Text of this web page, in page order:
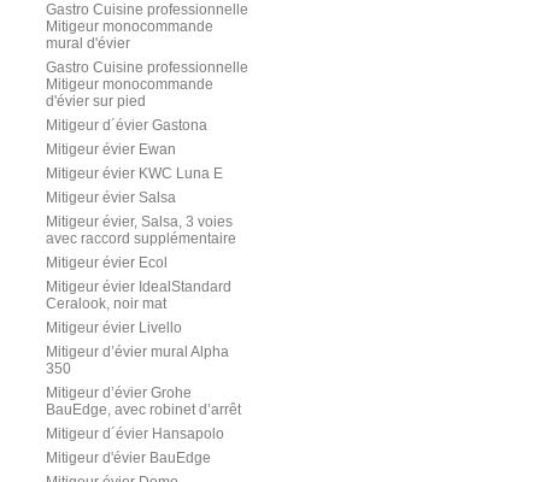
Gastro Cuisine professionnelle
Mitigeur monocommande
mural d'évier
Gastro Cuisine professionnelle
Mitigeur monocommande
d'évier sur pied
Mitigeur d´évier Gastona
Mitigeur évier Ewan
Mitigeur évier KWC Luna E
Mitigeur évier Salsa
Mitigeur évier, Salsa, 3 voies
avec raccord supplémentaire
Mitigeur évier Ecol
Mitigeur évier IdealStandard
Ceralook, noir mat
Mitigeur évier Livello
Mitigeur d’évier mural Alpha
350
Mitigeur d’évier Grohe
BauEdge, avec robinet d’arrêt
Mitigeur d´évier Hansapolo
Mitigeur d'évier BauEdge